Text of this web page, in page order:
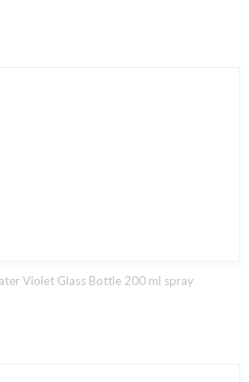
Violet Glass Bottle 200 ml spray